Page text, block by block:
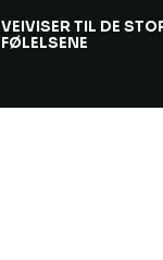
VEIVISER TIL DE
FØLELSENE